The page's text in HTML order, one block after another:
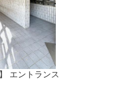
エントランス